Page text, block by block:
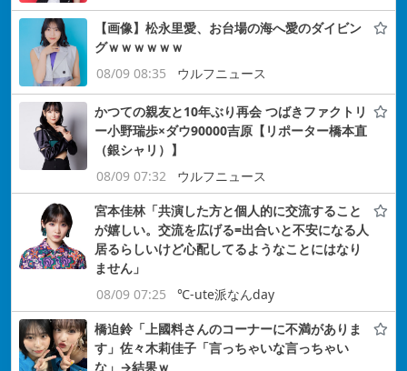
【画像】松永里愛、お台場の海へ愛のダイビン
グｗｗｗｗｗｗ
08/09 08:35
ウルフニュース
かつての親友と10年ぶり再会 つばきファクトリ
ー小野瑞歩×ダウ90000吉原【リポーター橋本直
（銀シャリ）】
08/09 07:32
ウルフニュース
宮本佳林「共演した方と個人的に交流すること
が嬉しい。交流を広げる=出合いと不安になる人
居るらしいけど心配してるようなことにはなり
ません」
08/09 07:25
℃-ute派なんday
橋迫鈴「上國料さんのコーナーに不満がありま
す」佐々木莉佳子「言っちゃいな言っちゃい
な」→結果ｗ